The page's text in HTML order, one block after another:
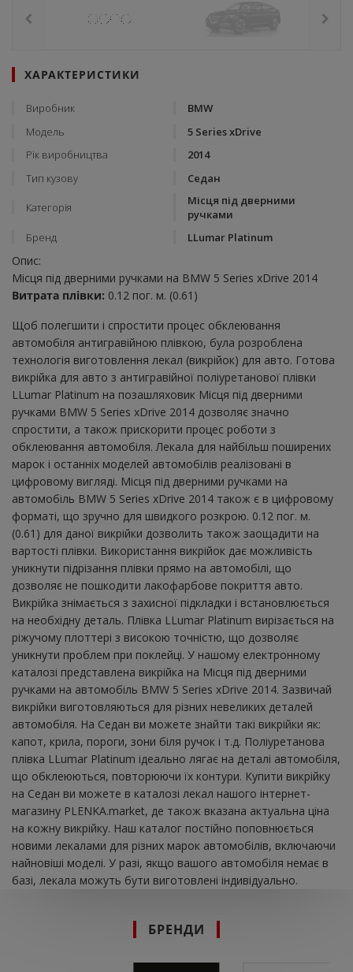
ХАРАКТЕРИСТИКИ
Виробник
BMW
Модель
5 Series xDrive
Рік виробництва
2014
Тип кузову
Седан
Категорія
Місця під дверними
ручками
Бренд
LLumar Platinum
Опис:
Місця під дверними ручками на BMW 5 Series xDrive 2014
Витрата плівки: 0.12 пог. м. (0.61)
Щоб полегшити і спростити процес обклеювання
автомобіля антигравійною плівкою, була розроблена
технологія виготовлення лекал (викрійок) для авто. Готова
викрійка для авто з антигравійної поліуретанової плівки
LLumar Platinum на позашляховик Місця під дверними
ручками BMW 5 Series xDrive 2014 дозволяє значно
спростити, а також прискорити процес роботи з
обклеювання автомобіля. Лекала для найбільш поширених
марок і останніх моделей автомобілів реалізовані в
цифровому вигляді. Місця під дверними ручками на
автомобіль BMW 5 Series xDrive 2014 також є в цифровому
форматі, що зручно для швидкого розкрою. 0.12 пог. м.
(0.61) для даної викрійки дозволить також заощадити на
вартості плівки. Використання викрійок дає можливість
уникнути підрізання плівки прямо на автомобілі, що
дозволяє не пошкодити лакофарбове покриття авто.
Викрійка знімається з захисної підкладки і встановлюється
на необхідну деталь. Плівка LLumar Platinum вирізається на
ріжучому плоттері з високою точністю, що дозволяє
уникнути проблем при поклейці. У нашому електронному
каталозі представлена ​​викрійка на Місця під дверними
ручками на автомобіль BMW 5 Series xDrive 2014. Зазвичай
викрійки виготовляються для різних невеликих деталей
автомобіля. На Седан ви можете знайти такі викрійки як:
капот, крила, пороги, зони біля ручок і т.д. Поліуретанова
плівка LLumar Platinum ідеально лягає на деталі автомобіля,
що обклеюються, повторюючи їх контури. Купити викрійку
на Седан ви можете в каталозі лекал нашого інтернет-
магазину PLENKA.market, де також вказана актуальна ціна
на кожну викрійку. Наш каталог постійно поповнюється
новими лекалами для різних марок автомобілів, включаючи
найновіші моделі. У разі, якщо вашого автомобіля немає в
базі, лекала можуть бути виготовлені індивідуально.
БРЕНДИ